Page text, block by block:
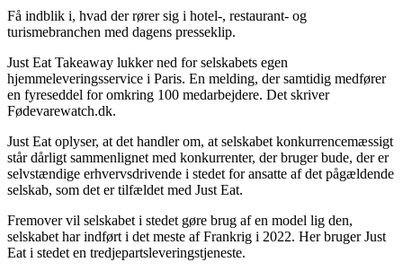
Få indblik i, hvad der rører sig i hotel-, restaurant- og
turismebranchen med dagens presseklip.
Just Eat Takeaway lukker ned for selskabets egen
hjemmeleveringsservice i Paris. En melding, der samtidig medfører
en fyreseddel for omkring 100 medarbejdere. Det skriver
Fødevarewatch.dk.
Just Eat oplyser, at det handler om, at selskabet konkurrencemæssigt
står dårligt sammenlignet med konkurrenter, der bruger bude, der er
selvstændige erhvervsdrivende i stedet for ansatte af det pågældende
selskab, som det er tilfældet med Just Eat.
Fremover vil selskabet i stedet gøre brug af en model lig den,
selskabet har indført i det meste af Frankrig i 2022. Her bruger Just
Eat i stedet en tredjepartsleveringstjeneste.